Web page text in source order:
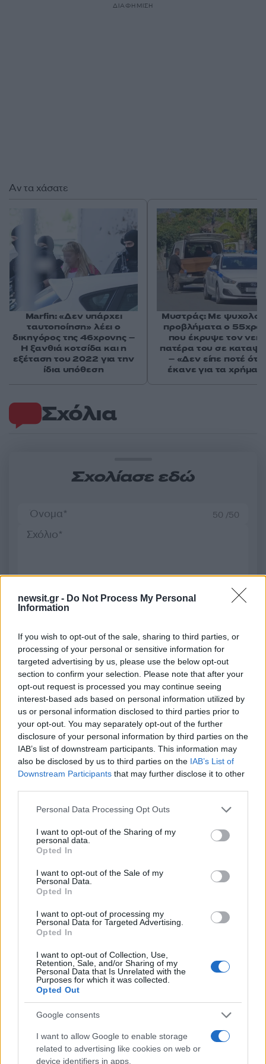
newsit.gr - Do Not Process My Personal
Information
If you wish to opt-out of the sale, sharing to third parties, or
processing of your personal or sensitive information for
targeted advertising by us, please use the below opt-out
section to confirm your selection. Please note that after your
opt-out request is processed you may continue seeing
interest-based ads based on personal information utilized by
us or personal information disclosed to third parties prior to
your opt-out. You may separately opt-out of the further
disclosure of your personal information by third parties on the
IAB’s list of downstream participants. This information may
also be disclosed by us to third parties on the IAB’s List of
Downstream Participants that may further disclose it to other
Please note that this website/app uses one or more Google
not limited to your visit or usage behaviour. You may click to
grant or deny consent to Google and its third-party tags to
use your data for below specified purposes in below Google
consent section.
Personal Data Processing Opt Outs
I want to opt-out of the Sharing of my
personal data.
Opted In
I want to opt-out of the Sale of my
Personal Data.
Opted In
I want to opt-out of processing my
Personal Data for Targeted Advertising.
Opted In
I want to opt-out of Collection, Use,
Retention, Sale, and/or Sharing of my
Personal Data that Is Unrelated with the
Purposes for which it was collected.
Opted Out
Google consents
I want to allow Google to enable storage
related to advertising like cookies on web or
device identifiers in apps.
ΔΙΑΦΗΜΙΣΗ
Σχόλια
Σχολίασε εδώ
50 /50
Υποβολή σχολίου
Όροι Χρήσης. Το site προστατεύεται από reCAPTCHA, ισχύουν
Πολιτική Απορρήτου
Όροι Χρήσης της Google.
Αθλητικά
ΑΕΚ
Share:
Ακολουθήστε το Νewsit.gr στο Google News
και
ενημερωθείτε πρώτοι για όλη την ειδησεογραφία και τα
τελευταία νέατης ημέρας
Αν τα χάσατε
Marfin: «Δεν υπάρχει
ταυτοποίηση» λέει ο
δικηγόρος της 46χρονης –
Η ξανθιά κοτσίδα και η
εξέταση του 2022 για την
ίδια υπόθεση
Μυστράς: Με
προβλήματα ο
που έκρυψε τον
πατέρα του σε
– «Δεν είπε ποτέ ότι
έκανε για τα
Πιο δημοφιλή
Λένα Σαμαρά: Συγκίνηση στο μνημόσυνο
κόρης του Αντώνη Σαμαρά
Σοκαριστική υπόθεση στην Κρήτη:
να ασελγήσει σε 10χρονο κορίτσι - Το παιδί
καθόταν αμέριμνο σε αυλή επιχείρησης
ανθρωποκτονίες μελών της greek mafia
Έφυγε από τη ζωή η Χριστίνα Πιτουρά,
πρώην σύζυγος του Βασίλη Χιώτη
Δεν ήταν μόνο η ταχύτητα που οδήγησε
στο τροχαίο στις Σέρρες με νεκρούς μητέρα
του οδηγού» λέει πραγματογνώμονας